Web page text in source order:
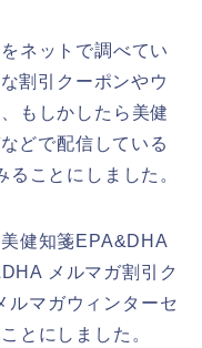
ネットで調べてい
割引クーポンやウ
もしかしたら美健
どで配信している
ことにしました。
健知箋EPA&DHA
メルマガ割引ク
ルマガウィンターセ
とにしました。